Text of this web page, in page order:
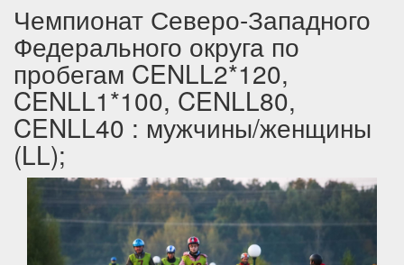
Чемпионат Северо-Западного
Федерального округа по
пробегам CENLL2*120,
CENLL1*100, CENLL80,
CENLL40 : мужчины/женщины
(LL);